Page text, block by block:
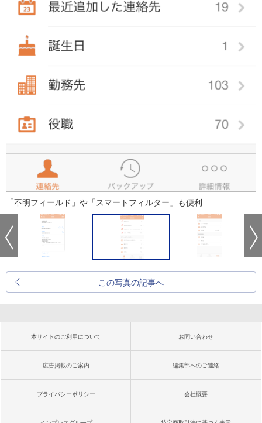
「不明フィールド」や「スマートフィルター」も便利
この写真の記事へ
本サイトのご利用について お問い合わせ
広告掲載のご案内 編集部へのご連絡
プライバシーポリシー 会社概要